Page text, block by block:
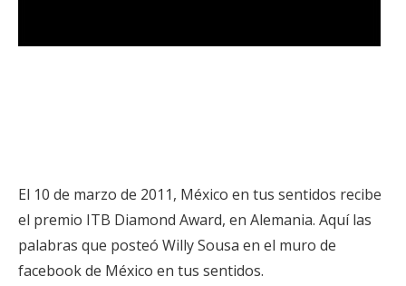
El 10 de marzo de 2011, México en tus sentidos recibe
el premio ITB Diamond Award, en Alemania. Aquí las
palabras que posteó Willy Sousa en el muro de
facebook de México en tus sentidos.